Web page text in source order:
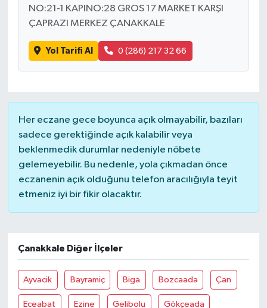
NO:21-1 KAPINO:28 GROS 17 MARKET KARŞI
ÇAPRAZI MERKEZ ÇANAKKALE
Yol Tarifi Al 0 (286) 217 32 66
Her eczane gece boyunca açık olmayabilir, bazıları
sadece gerektiğinde açık kalabilir veya
beklenmedik durumlar nedeniyle nöbete
gelemeyebilir. Bu nedenle, yola çıkmadan önce
eczanenin açık olduğunu telefon aracılığıyla teyit
etmeniz iyi bir fikir olacaktır.
Çanakkale Diğer İlçeler
Ayvacik Bayramiç Biga Bozcaada Çan
Eceabat Ezine Gelibolu Gökçeada